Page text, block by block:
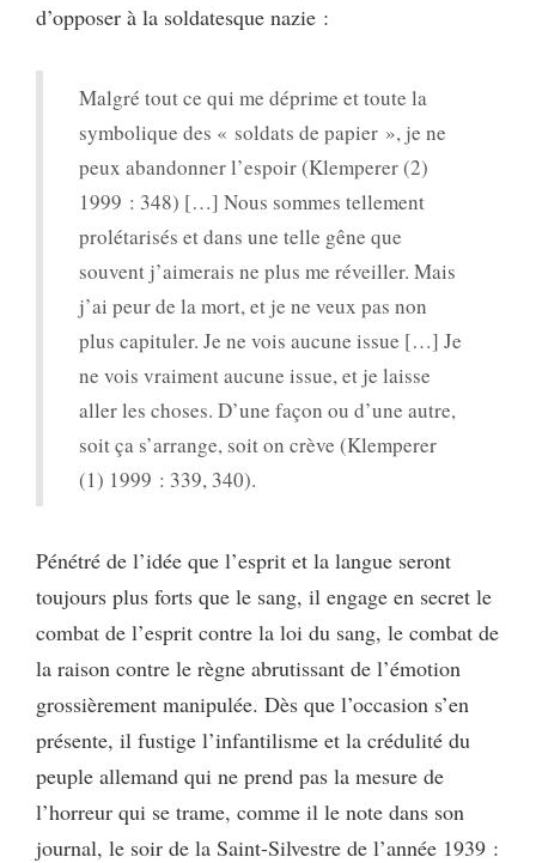
d’opposer à la soldatesque nazie :
Malgré tout ce qui me déprime et toute la
symbolique des « soldats de papier », je ne
peux abandonner l’espoir (Klemperer (2)
1999 : 348) […] Nous sommes tellement
prolétarisés et dans une telle gêne que
souvent j’aimerais ne plus me réveiller. Mais
j’ai peur de la mort, et je ne veux pas non
plus capituler. Je ne vois aucune issue […] Je
ne vois vraiment aucune issue, et je laisse
aller les choses. D’une façon ou d’une autre,
soit ça s’arrange, soit on crève (Klemperer
(1) 1999 : 339, 340).
Pénétré de l’idée que l’esprit et la langue seront
toujours plus forts que le sang, il engage en secret le
combat de l’esprit contre la loi du sang, le combat de
la raison contre le règne abrutissant de l’émotion
grossièrement manipulée. Dès que l’occasion s’en
présente, il fustige l’infantilisme et la crédulité du
peuple allemand qui ne prend pas la mesure de
l’horreur qui se trame, comme il le note dans son
journal, le soir de la Saint-Silvestre de l’année 1939 :